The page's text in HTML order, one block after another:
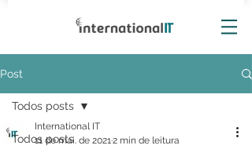
Post
Todos posts
Todos posts
International IT
11 de mai. de 20212 min de leitura